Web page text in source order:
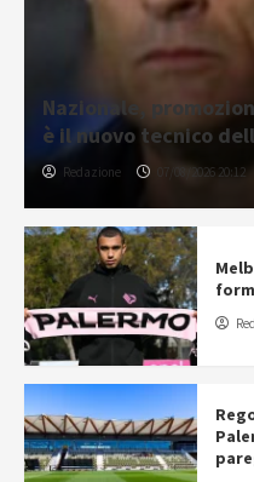
Nazionale,
è il nuovo tecnico
Redazione 07/08/2026 20:12